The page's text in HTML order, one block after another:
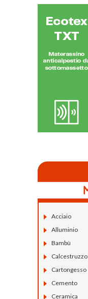
Acciaio
Alluminio
Bambù
Calcestruzzo
Cartongesso
Cemento
Ceramica